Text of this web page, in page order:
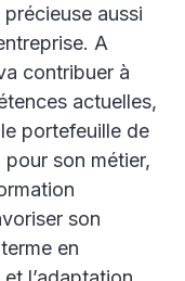
aussi
A
contribuer à
actuelles,
portefeuille de
son métier,
son
en